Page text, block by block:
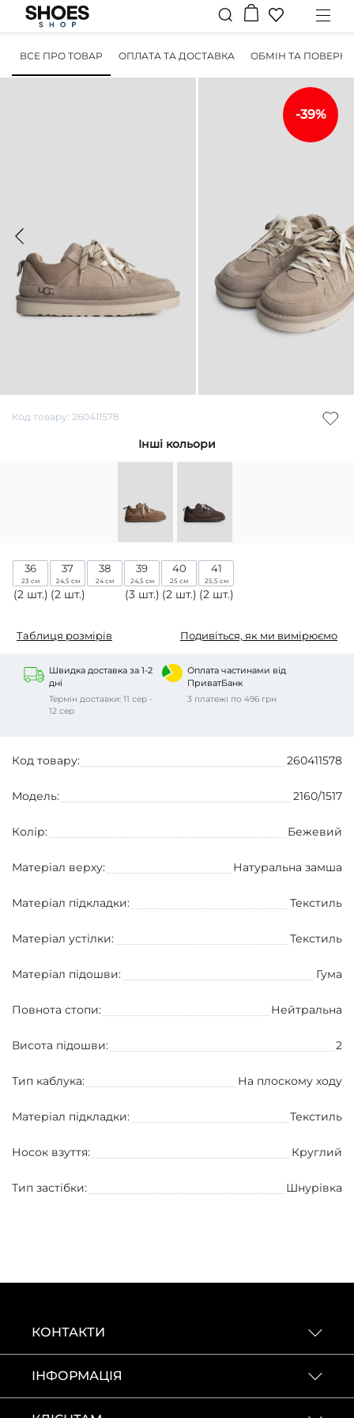
ВСЕ ПРО ТОВАР ОПЛАТА ТА ДОСТАВКА ОБМІН ТА
-39%
Код товару: 260411578
Інші кольори
36
23 см
(2 шт.)
37
24,5 см
(2 шт.)
38
24 см
39
24,5 см
(3 шт.)
40
25 см
(2 шт.)
41
25,5 см
(2 шт.)
Таблиця розмірів Подивіться, як ми вимірюємо
Швидка доставка за 1-2
дні
Термін доставки: 11 сер -
12 сер
Оплата частинами від
ПриватБанк
3 платежі по 496 грн
Код товару: 260411578
Модель: 2160/1517
Колір: Бежевий
Матеріал верху: Натуральна замша
Матеріал підкладки: Текстиль
Матеріал устілки: Текстиль
Матеріал підошви: Гума
Повнота стопи: Нейтральна
Висота підошви: 2
Тип каблука: На плоскому ходу
Матеріал підкладки: Текстиль
Носок взуття: Круглий
Тип застібки: Шнурівка
КОНТАКТИ
ІНФОРМАЦІЯ